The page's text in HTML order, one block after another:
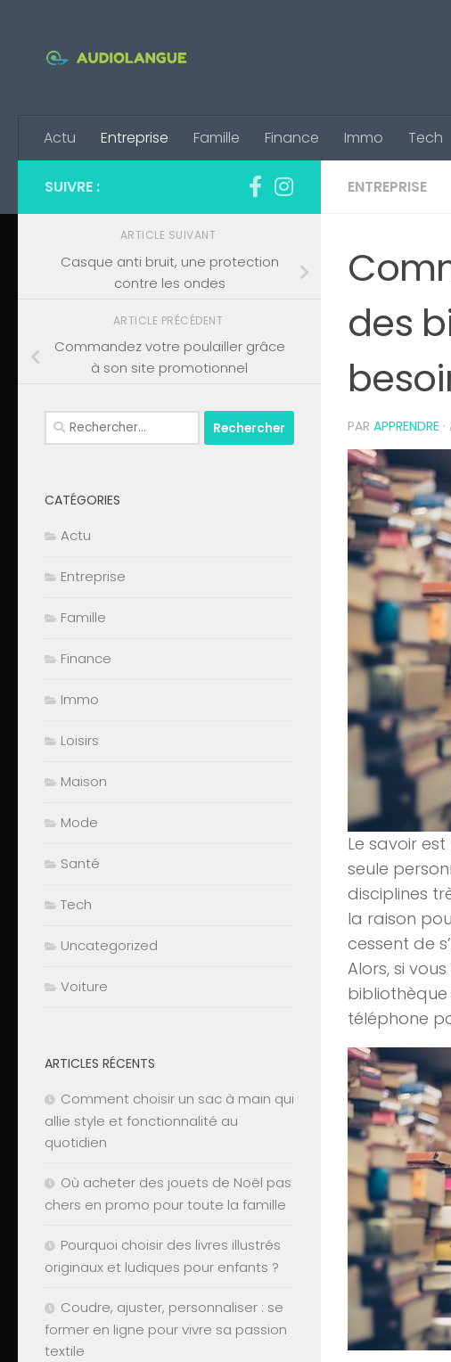
Actu Entreprise Famille Finance Immo Tech
ENTREPRISE
des
PAR APPRENDRE ·
Le savoir
seule
disciplines
la raison
cessent de
Alors, si
bibliothèque
téléphone
SUIVRE :
ARTICLE SUIVANT
Casque anti bruit, une protection
contre les ondes
ARTICLE PRÉCÉDENT
Commandez votre poulailler grâce
à son site promotionnel
Rechercher :
CATÉGORIES
Actu
Entreprise
Famille
Finance
Immo
Loisirs
Maison
Mode
Santé
Tech
Uncategorized
Voiture
ARTICLES RÉCENTS
Comment choisir un sac à main qui
allie style et fonctionnalité au
quotidien
Où acheter des jouets de Noël pas
chers en promo pour toute la famille
Pourquoi choisir des livres illustrés
originaux et ludiques pour enfants ?
Coudre, ajuster, personnaliser : se
former en ligne pour vivre sa passion
textile